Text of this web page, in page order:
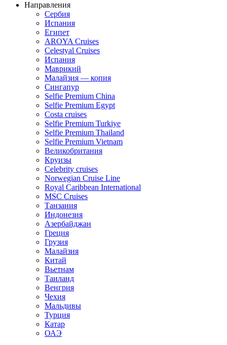
Направления
Сербия
Испания
Египет
AROYA Cruises
Celestyal Cruises
Испания
Маврикий
Малайзия — копия
Сингапур
Selfie Premium China
Selfie Premium Egypt
Costa cruises
Selfie Premium Turkiye
Selfie Premium Thailand
Selfie Premium Vietnam
Великобритания
Круизы
Celebrity cruises
Norwegian Cruise Line
Royal Caribbean International
MSC Cruises
Танзания
Индонезия
Азербайджан
Греция
Грузия
Малайзия
Китай
Вьетнам
Таиланд
Венгрия
Чехия
Мальдивы
Турция
Катар
ОАЭ